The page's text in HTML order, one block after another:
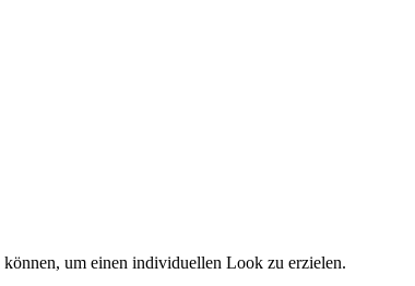
um einen individuellen Look zu erzielen.